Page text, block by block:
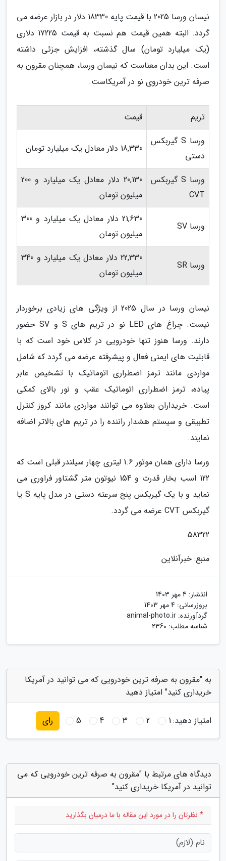
نیسان ورسا 2025 با قیمت پایه 18330 دلار در بازار عرضه می
گردد. البته همین قیمت هم نسبت به قیمت 17225 دلاری
(یک میلیارد تومان) سال گذشته، افزایش جزئی داشته
است. این بدان معناست که نیسان ورسا، همچنان مقرون به
صرفه ترین خودروی نو در آمریکاست.
تریم
قیمت
ورسا S گیربکس
دستی
18,330 دلار معادل یک میلیارد تومان
ورسا S گیربکس
CVT
20,130 دلار معادل یک میلیارد و 200
میلیون تومان
ورسا SV
21,630 دلار معادل یک میلیارد و 300
میلیون تومان
ورسا SR
22,330 دلار معادل یک میلیارد و 340
میلیون تومان
نیسان ورسا در سال 2025 از ویژگی های زیادی برخوردار
نیست. چراغ های LED نو در تریم های S و SV حضور
دارند. ورسا هنوز تنها خودرویی در کلاس خود است که با
قابلیت های ایمنی فعال و پیشرفته عرضه می گردد که شامل
مواردی مانند ترمز اضطراری اتوماتیک با تشخیص عابر
پیاده، ترمز اضطراری اتوماتیک عقب و نور بالای کمکی
است. خریداران بعلاوه می توانند مواردی مانند کروز کنترل
تطبیقی و سیستم هشدار راننده را در تریم های بالاتر اضافه
نمایند.
ورسا دارای همان موتور 1.6 لیتری چهار سیلندر قبلی است که
122 اسب بخار قدرت و 154 نیوتون متر گشتاور فراوری می
نماید و با یک گیربکس پنج سرعته دستی در مدل پایه S یا
گیربکس CVT عرضه می گردد.
58322
منبع: خبرآنلاین
انتشار: 4 مهر 1403
بروزرسانی: 4 مهر 1403
گردآورنده: animal-photo.ir
شناسه مطلب: 2360
به "مقرون به صرفه ترین خودرویی که می توانید در آمریکا
خریداری کنید" امتیاز دهید
امتیاز دهید:1
2
3
4
5 رای
دیدگاه های مرتبط با "مقرون به صرفه ترین خودرویی که می
توانید در آمریکا خریداری کنید"
* نظرتان را در مورد این مقاله با ما درمیان بگذارید